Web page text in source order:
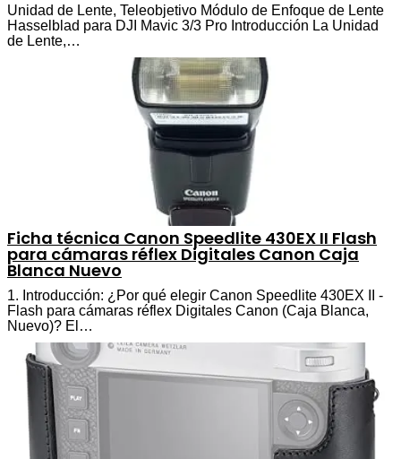
Unidad de Lente, Teleobjetivo Módulo de Enfoque de Lente
Hasselblad para DJI Mavic 3/3 Pro Introducción La Unidad
de Lente,…
Ficha técnica Canon Speedlite 430EX II Flash
para cámaras réflex Digitales Canon Caja
Blanca Nuevo
1. Introducción: ¿Por qué elegir Canon Speedlite 430EX II -
Flash para cámaras réflex Digitales Canon (Caja Blanca,
Nuevo)? El…